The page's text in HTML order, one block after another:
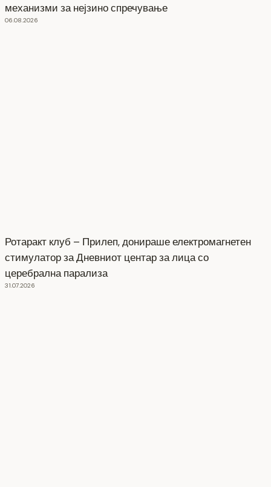
механизми за нејзино спречување
06.08.2026
Ротаракт клуб – Прилеп, донираше електромагнетен
стимулатор за Дневниот центар за лица со
церебрална парализа
31.07.2026